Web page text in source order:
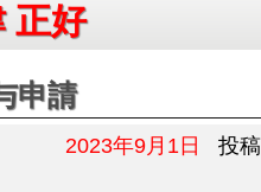
正好
申請
2023年9月1日 投